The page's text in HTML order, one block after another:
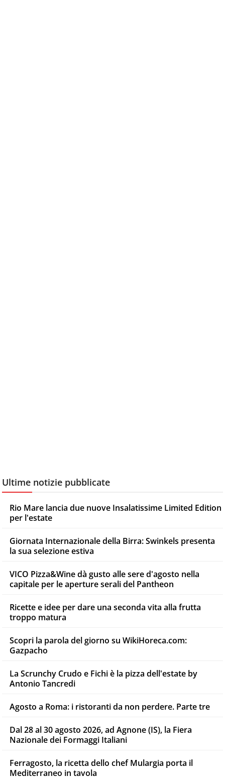
Ultime notizie pubblicate
Rio Mare lancia due nuove Insalatissime Limited Edition
per l'estate
Giornata Internazionale della Birra: Swinkels presenta
la sua selezione estiva
VICO Pizza&Wine dà gusto alle sere d'agosto nella
capitale per le aperture serali del Pantheon
Ricette e idee per dare una seconda vita alla frutta
troppo matura
Scopri la parola del giorno su WikiHoreca.com:
Gazpacho
La Scrunchy Crudo e Fichi è la pizza dell'estate by
Antonio Tancredi
Agosto a Roma: i ristoranti da non perdere. Parte tre
Dal 28 al 30 agosto 2026, ad Agnone (IS), la Fiera
Nazionale dei Formaggi Italiani
Ferragosto, la ricetta dello chef Mulargia porta il
Mediterraneo in tavola